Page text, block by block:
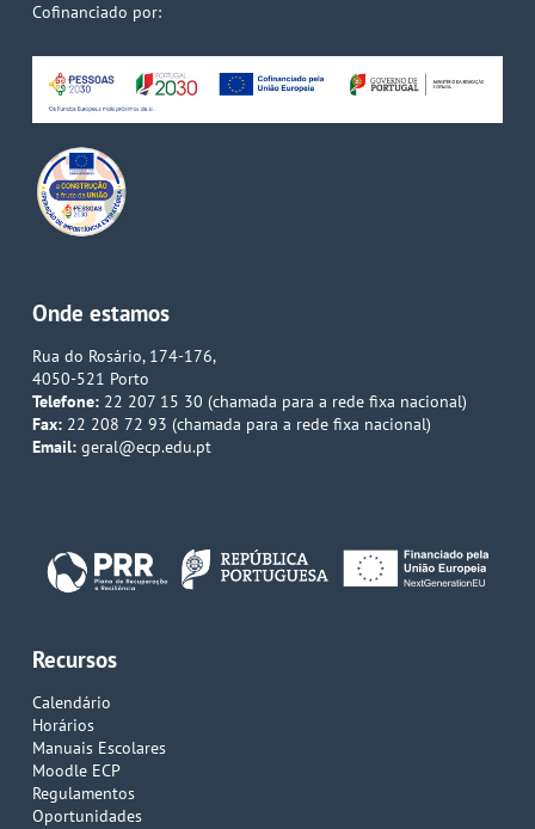
Cofinanciado por:
Onde estamos
Rua do Rosário, 174-176,
4050-521 Porto
Telefone:22 207 15 30 (chamada para a rede fixa nacional)
Fax:22 208 72 93 (chamada para a rede fixa nacional)
Email: geral@ecp.edu.pt
Recursos
Calendário
Horários
Manuais Escolares
Moodle ECP
Regulamentos
Oportunidades